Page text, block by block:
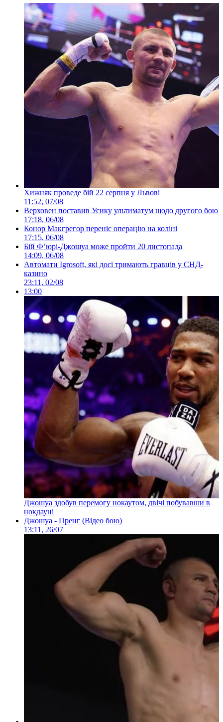
Хижняк проведе бій 22 серпня у Львові
11:52, 07/08
Верховен поставив Усику ультиматум щодо другого бою
17:18, 06/08
Конор Макгрегор переніс операцію на коліні
17:15, 06/08
Бій Ф’юрі-Джошуа може пройти 20 листопада
14:09, 06/08
Автомати Igrosoft, які досі тримають гравців у СНД-
казино
23:11, 02/08
13:00
Джошуа здобув перемогу нокаутом, двічі побувавши в
нокдауні
Джошуа - Пренг (Відео бою)
13:11, 26/07